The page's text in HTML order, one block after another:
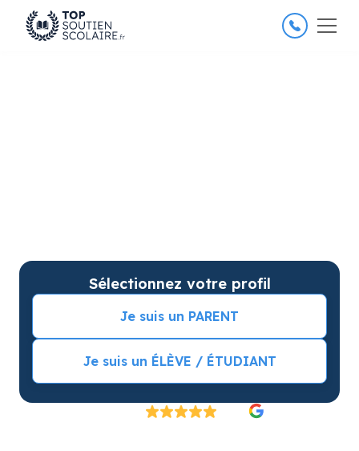
26 000 élèves satisfaits
Sélectionnez votre profil
Je suis un PARENT
Je suis un ÉLÈVE / ÉTUDIANT